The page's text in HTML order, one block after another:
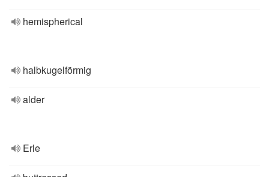
hemispherical
halbkugelförmig
alder
Erle